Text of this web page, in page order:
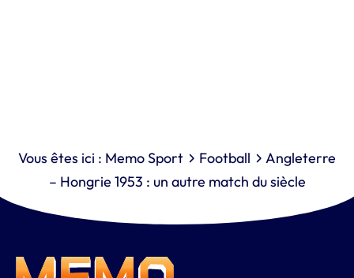
Vous êtes ici : Memo Sport Football
Angleterre
– Hongrie 1953 : un autre match du siècle